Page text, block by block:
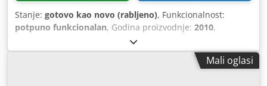
Stanje: gotovo kao novo (rabljeno), Funkcionalnost:
potpuno funkcionalan, Godina proizvodnje: 2010,
Mali oglasi